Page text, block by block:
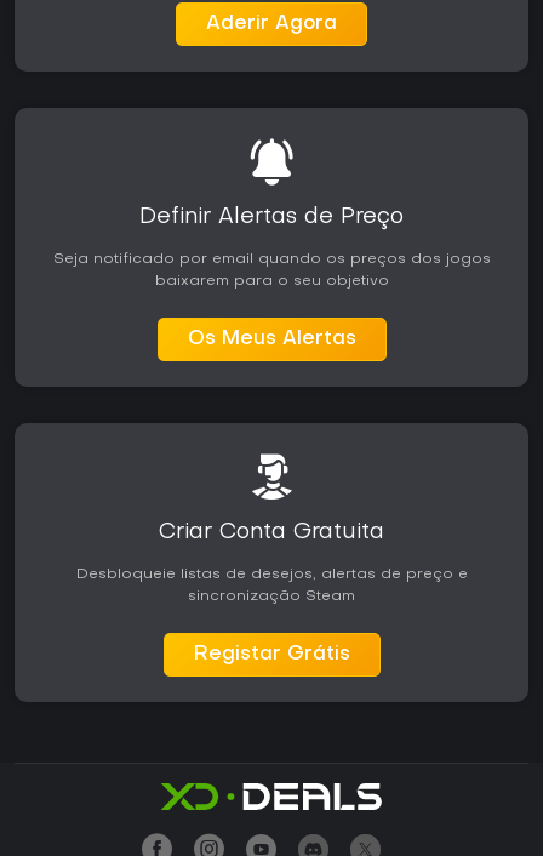
Aderir Agora
Definir Alertas de Preço
Seja notificado por email quando os preços dos jogos
baixarem para o seu objetivo
Os Meus Alertas
Criar Conta Gratuita
Desbloqueie listas de desejos, alertas de preço e
sincronização Steam
Registar Grátis